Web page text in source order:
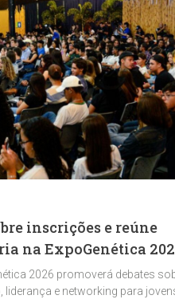
inscrições e reúne
na ExpoGenética
2026 promoverá debates
e networking para